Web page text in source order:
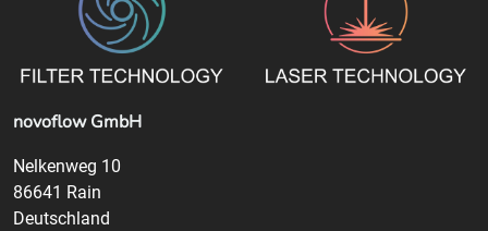
novoflow GmbH
Nelkenweg 10
86641 Rain
Deutschland